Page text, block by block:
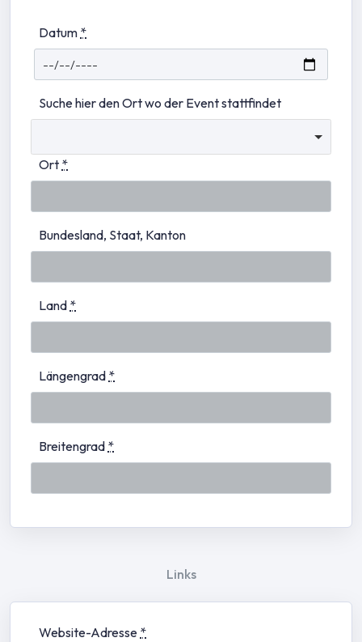
Datum *
Suche hier den Ort wo der Event stattfindet
Ort *
Bundesland, Staat, Kanton
Land *
Längengrad *
Breitengrad *
Links
Website-Adresse *